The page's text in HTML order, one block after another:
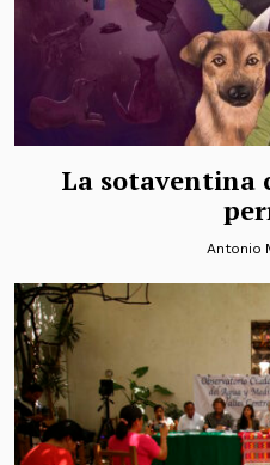
La sotaventina
Antonio